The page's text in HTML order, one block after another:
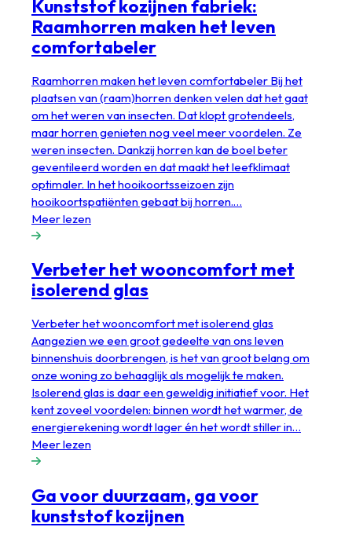
Kunststof kozijnen fabriek:
Raamhorren maken het leven
comfortabeler
Raamhorren maken het leven comfortabeler Bij het
plaatsen van (raam)horren denken velen dat het gaat
om het weren van insecten. Dat klopt grotendeels,
maar horren genieten nog veel meer voordelen. Ze
weren insecten. Dankzij horren kan de boel beter
geventileerd worden en dat maakt het leefklimaat
optimaler. In het hooikoortsseizoen zijn
hooikoortspatiënten gebaat bij horren.…
Meer lezen
Verbeter het wooncomfort met
isolerend glas
Verbeter het wooncomfort met isolerend glas
Aangezien we een groot gedeelte van ons leven
binnenshuis doorbrengen, is het van groot belang om
onze woning zo behaaglijk als mogelijk te maken.
Isolerend glas is daar een geweldig initiatief voor. Het
kent zoveel voordelen: binnen wordt het warmer, de
energierekening wordt lager én het wordt stiller in…
Meer lezen
Ga voor duurzaam, ga voor
kunststof kozijnen